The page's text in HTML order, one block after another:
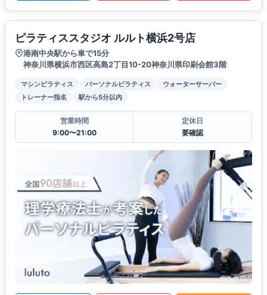
ピラティススタジオ ルルト横浜2号店
港南中央駅から車で15分
神奈川県横浜市西区高島2丁目10-20神奈川県印刷会館3階
マシンピラティス パーソナルピラティス
ウォーターサーバー
トレーナー指名
駅から5分以内
営業時間
9:00〜21:00
定休日
要確認